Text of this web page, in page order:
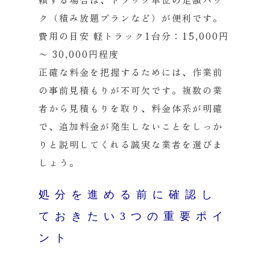
ク（積み放題プランなど）が便利です。
費用の目安 軽トラック1台分：15,000円
〜 30,000円程度
正確な料金を把握するためには、作業前
の事前見積もり が不可欠です。複数の業
者から見積もりを取り、料金体系が明確
で、追加料金が発生しないことをしっか
りと説明してくれる誠実な業者を選びま
しょう。
処分を進める前に確認し
ておきたい3つの重要ポイ
ント